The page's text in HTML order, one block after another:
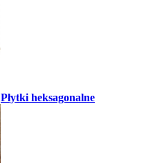
Płytki heksagonalne